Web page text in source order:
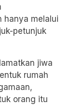
hanya melalui
petunjuk
jiwa
rumah
orang itu